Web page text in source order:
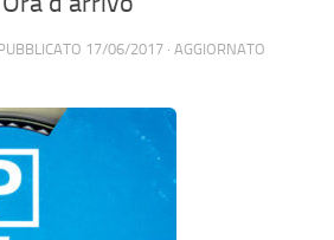
17/06/2017 · AGGIORNATO